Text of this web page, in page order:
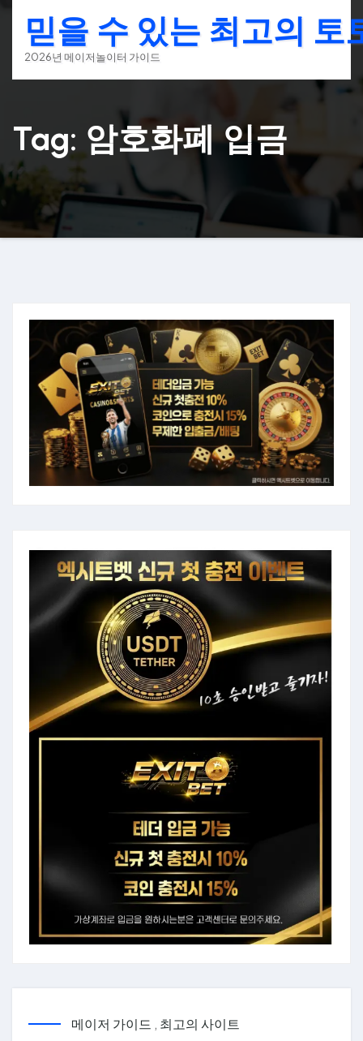
content
믿을 수 있는 최고의 토
2026년 메이저놀이터 가이드
Tag: 암호화폐 입금
메이저 가이드 , 최고의 사이트